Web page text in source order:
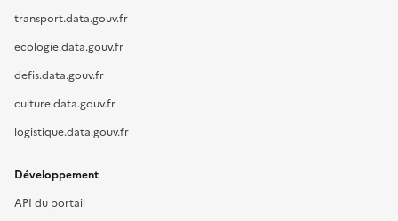
transport.data.gouv.fr
ecologie.data.gouv.fr
defis.data.gouv.fr
culture.data.gouv.fr
logistique.data.gouv.fr
Développement
API du portail